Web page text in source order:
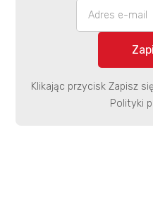
Klikając przycisk Zapisz
Polityki